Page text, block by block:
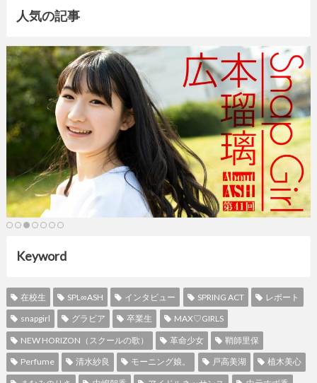
人気の記事
Keyword
在校生 SPL∞ASH インタビュー SPRING ACT レポート
snapgirl グラビア 卒業生 MAX♡GIRLS
NEW HORIZON（スクールの歌） 革命少女 鞘師里保
Perfume 清水紗良 モーニング娘。 戸高美湖 植木美心